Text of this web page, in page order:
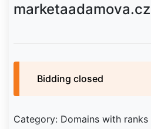
marketaadamova.cz
Bidding closed
Category: Domains with ranks